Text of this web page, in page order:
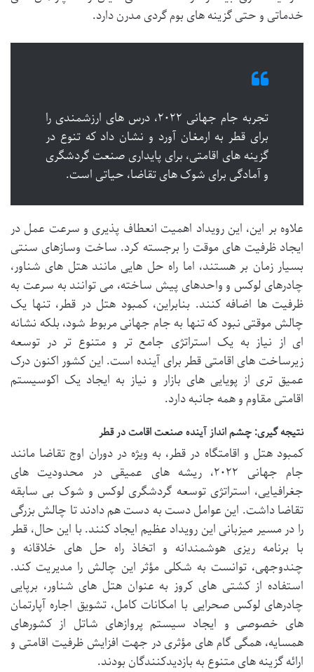
خدماتی و حتی گزینه های بوم گردی مدرن دارد.
تجربه جام جهانی ۲۰۲۲، درس های ارزشمندی را
برای قطر به ارمغان آورد و نشان داد که تنوع در
گزینه های اقامتی، برای پایداری صنعت گردشگری
و آمادگی برای شوک های تقاضا، حیاتی است.
علاوه بر این، این رویداد اهمیت انعطاف پذیری و سرعت عمل در
ایجاد ظرفیت های موقت را برجسته کرد. ساخت وسازهای سنتی
بسیار زمان بر هستند، اما راه حل هایی مانند هتل های شناور،
چادرهای لوکس و واحدهای پیش ساخته، می توانند به سرعت به
ظرفیت ها اضافه کنند. بنابراین، کمبود هتل در قطر، تنها یک
چالش موقتی نبود که تنها به جام جهانی مربوط شود، بلکه نشانه
ای از نیاز به یک استراتژی جامع تر و متنوع تر در توسعه
زیرساخت های اقامتی قطر برای آینده است. این کشور اکنون درک
عمیق تری از پویایی های بازار و نیاز به ایجاد یک اکوسیستم
اقامتی مقاوم و همه جانبه دارد.
نتیجه گیری: چشم انداز آینده صنعت اقامت در قطر
کمبود هتل و اقامتگاه در قطر، به ویژه در دوران اوج تقاضا مانند
جام جهانی ۲۰۲۲، ریشه های عمیقی در محدودیت های
جغرافیایی، استراتژی توسعه گردشگری لوکس و شوک بی سابقه
تقاضا داشت. این عوامل دست به دست هم دادند تا چالش بزرگی
را در مسیر میزبانی این رویداد عظیم ایجاد کنند. با این حال، قطر
با برنامه ریزی هوشمندانه و اتخاذ راه حل های خلاقانه و
چندوجهی، توانست به شکلی مؤثر این چالش را مدیریت کند.
استفاده از کشتی های کروز به عنوان هتل های شناور، برپایی
چادرهای لوکس صحرایی با امکانات کامل، تشویق اجاره آپارتمان
های خصوصی و ایجاد سیستم پروازهای شاتل از کشورهای
همسایه، همگی گام های مؤثری در جهت افزایش ظرفیت اقامتی و
ارائه گزینه های متنوع به بازدیدکنندگان بودند.